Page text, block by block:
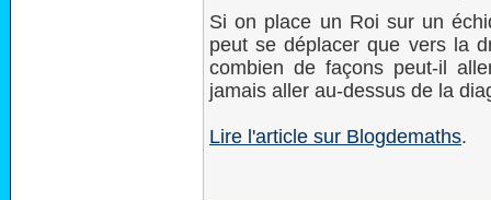
Si on place un Roi sur un
peut se déplacer que vers la
combien de façons peut-il
jamais aller au-dessus de la
Lire l'article sur Blogdemaths.